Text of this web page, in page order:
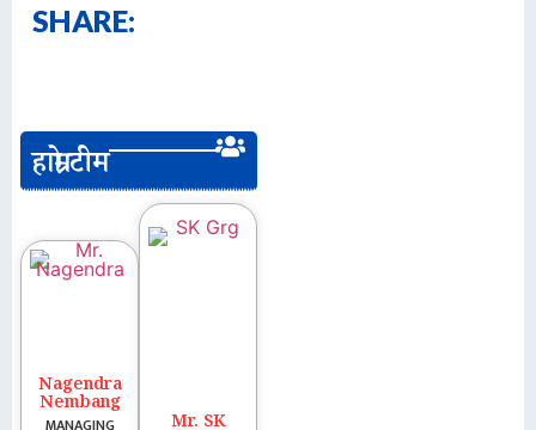
SHARE:
हाम्रो टीम
Nagendra
Nembang
MANAGING Mr. SK